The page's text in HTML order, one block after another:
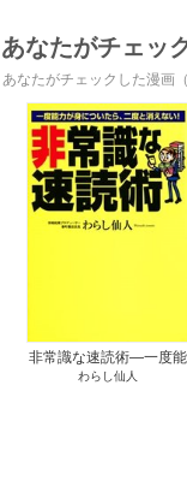
あなたがチェッ
あなたがチェックした漫画
非常識な速読術―一度能
力が身についたら、二度
わらし仙人